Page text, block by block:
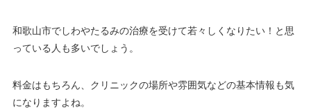
和歌山市でしわやたるみの治療を受けて若々しくなりたい！と思
っている人も多いでしょう。
料金はもちろん、クリニックの場所や雰囲気などの基本情報も気
になりますよね。